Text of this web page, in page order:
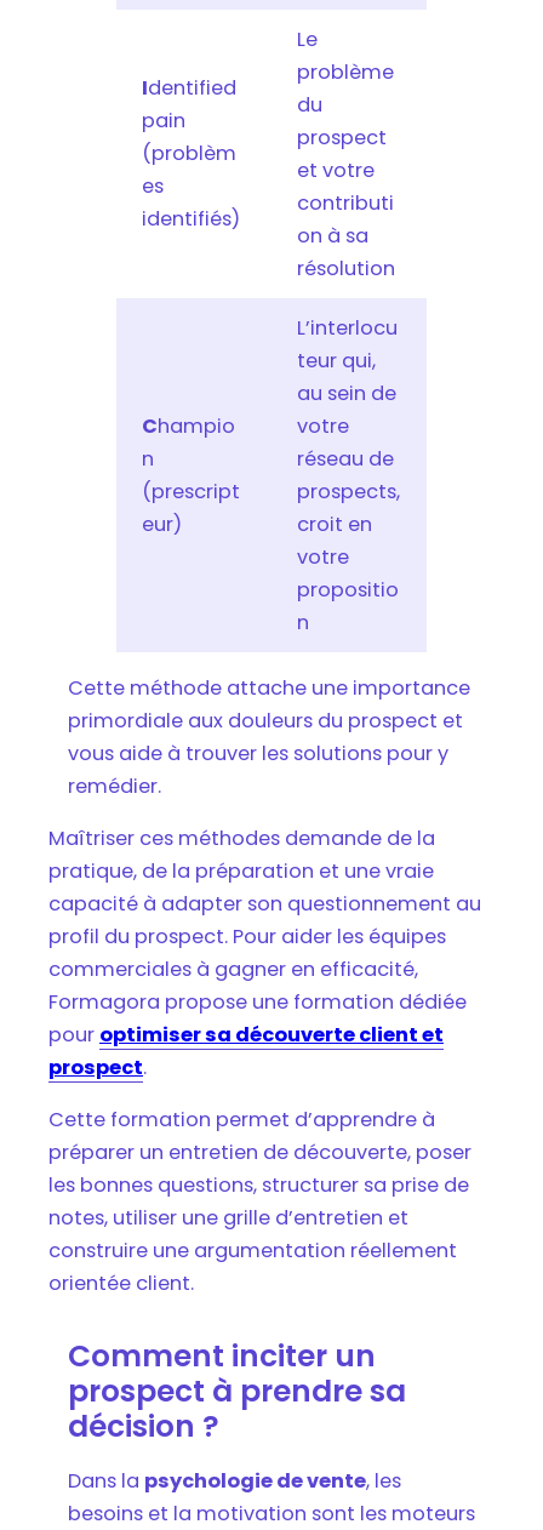
Identified
pain
(problèm
es
identifiés)
Le
problème
du
prospect
et votre
contributi
on à sa
résolution
Champio
n
(prescript
eur)
L’interlocu
teur qui,
au sein de
votre
réseau de
prospects,
croit en
votre
propositio
n
Cette méthode attache une importance
primordiale aux douleurs du prospect et
vous aide à trouver les solutions pour y
remédier.
Maîtriser ces méthodes demande de la
pratique, de la préparation et une vraie
capacité à adapter son questionnement au
profil du prospect. Pour aider les équipes
commerciales à gagner en efficacité,
Formagora propose une formation dédiée
pour optimiser sa découverte client et
prospect.
Cette formation permet d’apprendre à
préparer un entretien de découverte, poser
les bonnes questions, structurer sa prise de
notes, utiliser une grille d’entretien et
construire une argumentation réellement
orientée client.
Comment inciter un
prospect à prendre sa
décision ?
Dans la psychologie de vente, les
besoins et la motivation sont les moteurs